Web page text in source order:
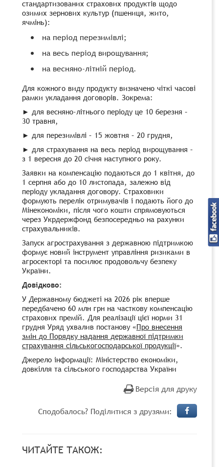
стандартизованих страхових продуктів щодо
озимих зернових культур (пшениця, жито,
ячмінь):
на період перезимівлі;
на весь період вирощування;
на весняно-літній період.
Для кожного виду продукту визначено чіткі часові
рамки укладання договорів. Зокрема:
► для весняно-літнього періоду це 10 березня –
30 травня,
► для перезимівлі – 15 жовтня – 20 грудня,
► для страхування на весь період вирощування –
з 1 вересня до 20 січня наступного року.
Заявки на компенсацію подаються до 1 квітня, до
1 серпня або до 10 листопада, залежно від
періоду укладання договору. Страховики
формують перелік отримувачів і подають його до
Мінекономіки, після чого кошти спрямовуються
через Укрдержфонд безпосередньо на рахунки
страхувальників.
Запуск агрострахування з державною підтримкою
формує новий інструмент управління ризиками в
агросекторі та посилює продовольчу безпеку
України.
Довідково:
У Державному бюджеті на 2026 рік вперше
передбачено 60 млн грн на часткову компенсацію
страхових премій. Для реалізації цієї норми 31
грудня Уряд ухвалив постанову «Про внесення
змін до Порядку надання державної підтримки
страхування сільськогосподарської продукції».
Джерело інформації: Міністерство економіки,
довкілля та сільського господарства України
Версія для друку
Сподобалось? Поділитися з друзями:
ЧИТАЙТЕ ТАКОЖ: